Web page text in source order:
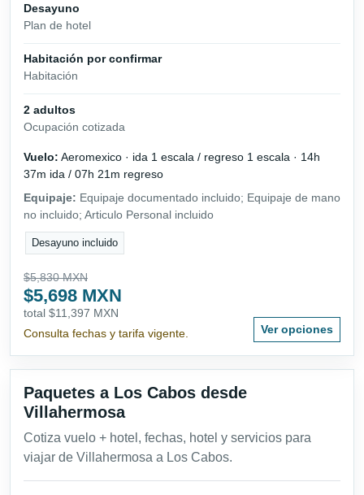
Desayuno
Plan de hotel
Habitación por confirmar
Habitación
2 adultos
Ocupación cotizada
Vuelo: Aeromexico · ida 1 escala / regreso 1 escala · 14h
37m ida / 07h 21m regreso
Equipaje: Equipaje documentado incluido; Equipaje de mano
no incluido; Articulo Personal incluido
Desayuno incluido
$5,830 MXN
$5,698 MXN
total $11,397 MXN
Consulta fechas y tarifa vigente.
Ver opciones
Paquetes a Los Cabos desde
Villahermosa
Cotiza vuelo + hotel, fechas, hotel y servicios para
viajar de Villahermosa a Los Cabos.